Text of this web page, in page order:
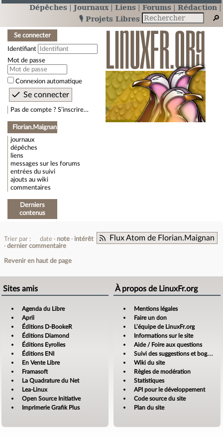
Dépêches Journaux Liens Forums
Rédaction
🎙️ Projets Libres
Se connecter
Identifiant
Mot de passe
Connexion automatique
Pas de compte ? S’inscrire…
Florian.Maignan
journaux
dépêches
liens
messages sur les forums
entrées du suivi
ajouts au wiki
commentaires
Derniers
contenus
Flux Atom de Florian.Maignan
Trier par : date note
intérêt
dernier commentaire
Revenir en haut de page
Sites amis
Agenda du Libre
April
Éditions D-BookeR
Éditions Diamond
Éditions Eyrolles
Éditions ENI
En Vente Libre
Framasoft
La Quadrature du Net
Lea-Linux
Open Source Initiative
Imprimerie Grafik Plus
À propos de LinuxFr.org
Mentions légales
Faire un don
L’équipe de LinuxFr.org
Informations sur le site
Aide / Foire aux questions
Suivi des suggestions et bogues
Wiki du site
Règles de modération
Statistiques
API pour le développement
Code source du site
Plan du site